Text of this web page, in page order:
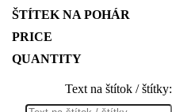
Text na štítok / štítky: